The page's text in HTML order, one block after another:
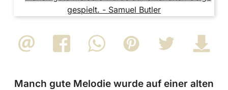
Manch gute Melodie wurde auf einer alten